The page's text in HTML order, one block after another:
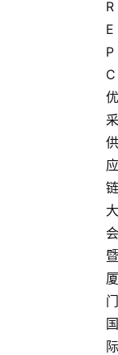
R
E
P
C
优
采
供
应
链
大
会
暨
厦
门
国
际